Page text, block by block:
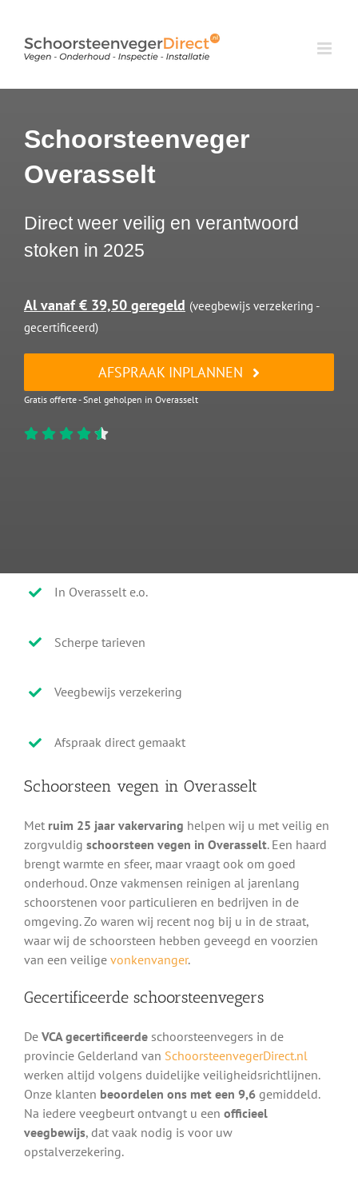
inhoud
Schoorsteenveger
Overasselt
Direct weer veilig en verantwoord
stoken in 2025
Al vanaf € 39,50 geregeld (veegbewijs verzekering -
gecertificeerd)
AFSPRAAK INPLANNEN
Gratis offerte - Snel geholpen in Overasselt
In Overasselt e.o.
Scherpe tarieven
Veegbewijs verzekering
Afspraak direct gemaakt
Schoorsteen vegen in Overasselt
Met ruim 25 jaar vakervaring helpen wij u met veilig en
zorgvuldig schoorsteen vegen in Overasselt. Een haard
brengt warmte en sfeer, maar vraagt ook om goed
onderhoud. Onze vakmensen reinigen al jarenlang
schoorstenen voor particulieren en bedrijven in de
omgeving. Zo waren wij recent nog bij u in de straat,
waar wij de schoorsteen hebben geveegd en voorzien
van een veilige vonkenvanger.
Gecertificeerde schoorsteenvegers
De VCA gecertificeerdeschoorsteenvegers in de
provincie Gelderland van SchoorsteenvegerDirect.nl
werken altijd volgens duidelijke veiligheidsrichtlijnen.
Onze klanten beoordelen ons met een 9,6gemiddeld.
Na iedere veegbeurt ontvangt u een officieel
veegbewijs, dat vaak nodig is voor uw
opstalverzekering.